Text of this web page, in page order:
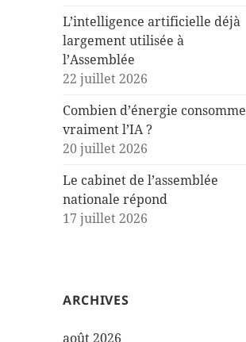
L’intelligence artificielle déjà
largement utilisée à
l’Assemblée
22 juillet 2026
Combien d’énergie consomme
vraiment l’IA ?
20 juillet 2026
Le cabinet de l’assemblée
nationale répond
17 juillet 2026
ARCHIVES
août 2026